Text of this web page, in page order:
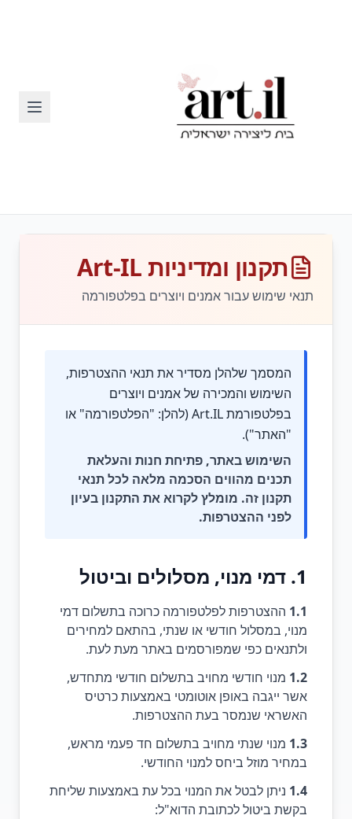
תקנון ומדיניות Art-IL
תנאי שימוש עבור אמנים ויוצרים בפלטפורמה
המסמך שלהלן מסדיר את תנאי ההצטרפות,
השימוש והמכירה של אמנים ויוצרים
בפלטפורמת Art.IL (להלן: "הפלטפורמה" או
"האתר").
השימוש באתר, פתיחת חנות והעלאת
תכנים מהווים הסכמה מלאה לכל תנאי
תקנון זה. מומלץ לקרוא את התקנון בעיון
לפני ההצטרפות.
1. דמי מנוי, מסלולים וביטול
1.1 ההצטרפות לפלטפורמה כרוכה בתשלום דמי
מנוי, במסלול חודשי או שנתי, בהתאם למחירים
ולתנאים כפי שמפורסמים באתר מעת לעת.
1.2 מנוי חודשי מחויב בתשלום חודשי מתחדש,
אשר ייגבה באופן אוטומטי באמצעות כרטיס
האשראי שנמסר בעת ההצטרפות.
1.3 מנוי שנתי מחויב בתשלום חד פעמי מראש,
במחיר מוזל ביחס למנוי החודשי.
1.4 ניתן לבטל את המנוי בכל עת באמצעות שליחת
בקשת ביטול לכתובת הדוא"ל: